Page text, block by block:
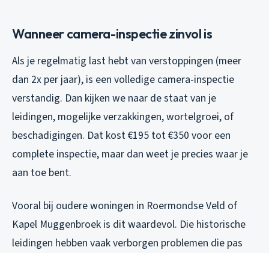
Wanneer camera-inspectie zinvol is
Als je regelmatig last hebt van verstoppingen (meer
dan 2x per jaar), is een volledige camera-inspectie
verstandig. Dan kijken we naar de staat van je
leidingen, mogelijke verzakkingen, wortelgroei, of
beschadigingen. Dat kost €195 tot €350 voor een
complete inspectie, maar dan weet je precies waar je
aan toe bent.
Vooral bij oudere woningen in Roermondse Veld of
Kapel Muggenbroek is dit waardevol. Die historische
leidingen hebben vaak verborgen problemen die pas